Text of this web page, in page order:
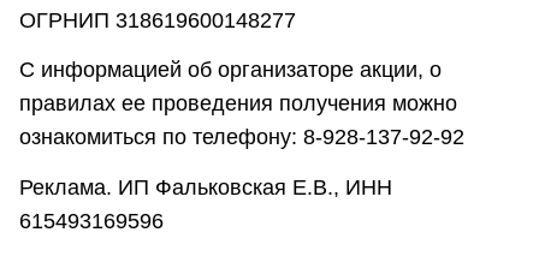
ОГРНИП 318619600148277
С информацией об организаторе акции, о
правилах ее проведения получения можно
ознакомиться по телефону: 8-928-137-92-92
Реклама. ИП Фальковская Е.В., ИНН
615493169596